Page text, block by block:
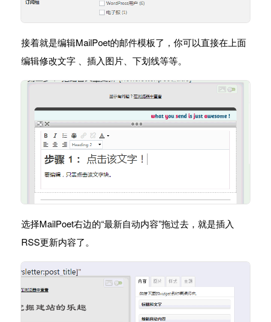
接着就是编辑MailPoet的邮件模板了，你可以直接在上面
编辑修改文字 、插入图片、下划线等等。
选择MailPoet右边的“最新自动内容”拖过去，就是插入
RSS更新内容了。